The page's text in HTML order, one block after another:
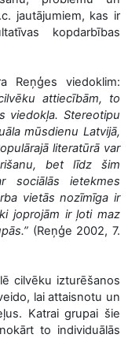
jautājumiem, kas ir
kopdarbības
Reņģes viedoklim:
attiecībām, to
viedokļa. Stereotipu
mūsdienu Latvijā,
literatūrā var
bet līdz šim
sociālās ietekmes
vietās nozīmīga ir
joprojām ir ļoti maz
(Reņģe 2002, 7.
cilvēku izturēšanos
lai attaisnotu un
Katrai grupai šie
to individuālās